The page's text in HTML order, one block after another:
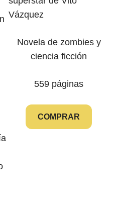
Novela de zombies y
ciencia ficción
559 páginas
COMPRAR